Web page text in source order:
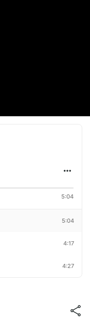
5:04
5:04
4:17
4:27